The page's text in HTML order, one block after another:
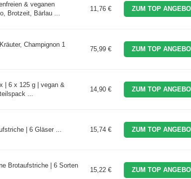
& veganen
Brotzeit, Bärlau ...
11,76 € ZUM TOP
Champignon 1
75,99 € ZUM TOP
| 6 x 125 g | vegan &
...
14,90 € ZUM TOP
| 6 Gläser ... 15,74 € ZUM TOP
Brotaufstriche | 6 Sorten
15,22 € ZUM TOP